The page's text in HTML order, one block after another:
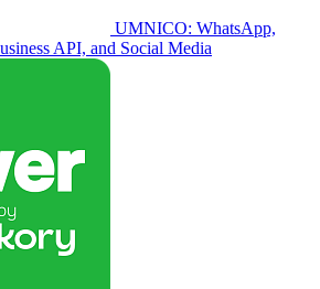
UMNICO: WhatsApp,
API, and Social Media